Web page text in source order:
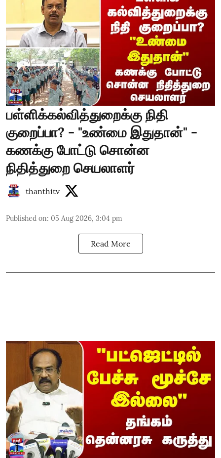
பள்ளிக்கல்வித்துறைக்கு நிதி
குறைப்பா? - "உண்மை இதுதான்" -
கணக்கு போட்டு சொன்ன
நிதித்துறை செயலாளர்
thanthitv
Published on: 05 Aug 2026, 3:04 pm
Read More